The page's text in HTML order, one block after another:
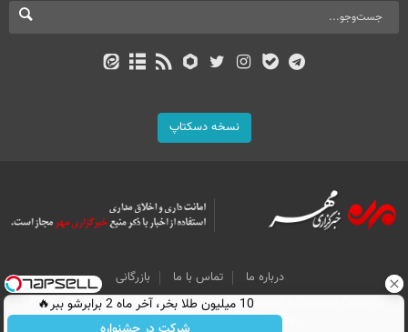
نسخه دسکتاپ
درباره ما تماس با ما
بازرگانی
All Content by Mehr News Agency is licensed under a Creative Commons
Attribution 4.0 International License.
10 میلیون طلا بخر، آخر ماه 2 برابرشو ببر🔥